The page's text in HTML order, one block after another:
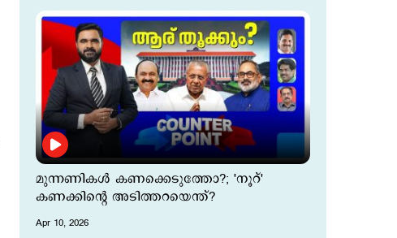
മുന്നണികള്‍ കണക്കെടുത്തോ?; 'നൂറ്'
കണക്കിന്‍റെ അടിത്തറയെന്ത്?
Apr 10, 2026